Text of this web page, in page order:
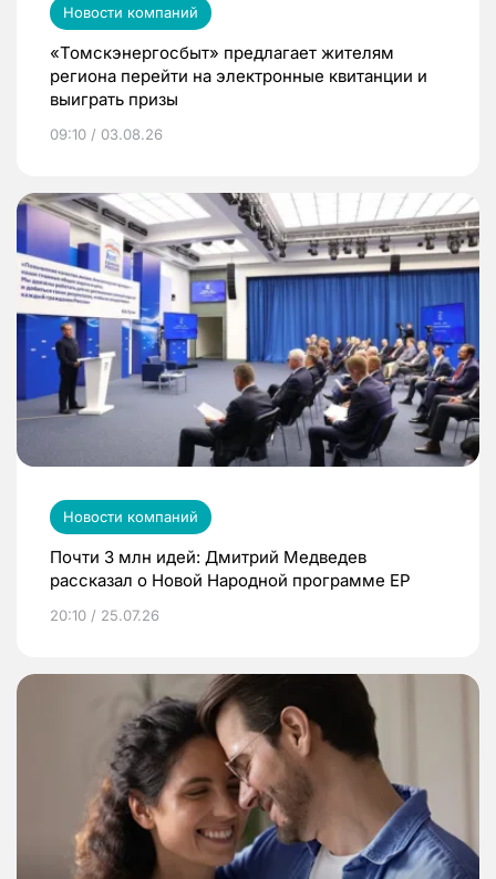
Новости компаний
«Томскэнергосбыт» предлагает жителям
региона перейти на электронные квитанции и
выиграть призы
09:10 / 03.08.26
Новости компаний
Почти 3 млн идей: Дмитрий Медведев
рассказал о Новой Народной программе ЕР
20:10 / 25.07.26